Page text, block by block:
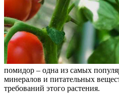
помидор – одна из самых
минералов и питательных
требований этого растения.